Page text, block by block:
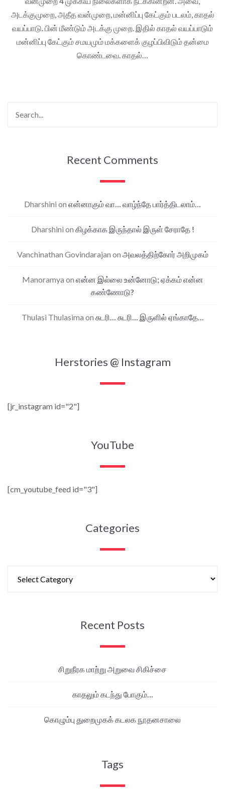
அடக்குமுறை, அதீத வன்முறை, மன்னிப்பு கேட்கும் படலம், காதல்
வயப்பாடு. பின் மீண்டும் அடக்கு முறை. இதில் காதல் வயப்பாடும்
மன்னிப்பு கேட்கும் சமயமும் மக்களைக் குழப்பிவிடும் தன்மை
கொண்டவை. காதல்…
Recent Comments
Dharshini on என்னாகும் வா… வாழ்ந்தே பார்த்திடலாம்…
Dharshini on கிழக்காக இருந்தால் இருள் சேராதே !
Vanchinathan Govindarajan on அவலத்திற்கோர் அறிமுகம்
Manoramya on என்ன இல்லை உன்னோடு; ஏக்கம் என்ன
கண்ணோடு?
Thulasi Thulasima on சுடரி… சுடரி… இருளில் ஏங்காதே…
Herstories @ Instagram
[jr_instagram id="2"]
YouTube
[cm_youtube_feed id="3"]
Categories
Recent Posts
சிறுநீரக மாற்று அறுவை சிகிச்சை
காதலும் கடந்து போகும்…
கொழும்பு துறைமுகக் கடலக நூதனசாலை
Tags